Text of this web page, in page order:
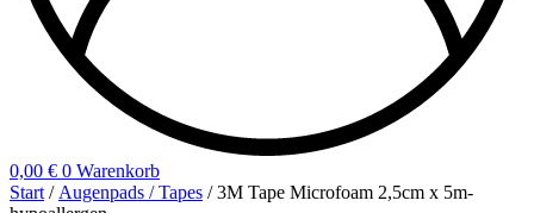
0,00 € 0 Warenkorb
Start / Augenpads / Tapes / 3M Tape Microfoam 2,5cm x 5m-